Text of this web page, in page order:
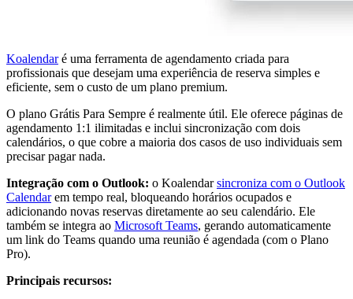
Koalendaré uma ferramenta de agendamento criada para
profissionais que desejam uma experiência de reserva simples e
eficiente, sem o custo de um plano premium.
O plano Grátis Para Sempre é realmente útil. Ele oferece páginas de
agendamento 1:1 ilimitadas e inclui sincronização com dois
calendários, o que cobre a maioria dos casos de uso individuais sem
precisar pagar nada.
Integração com o Outlook: o Koalendarsincroniza com o Outlook
Calendarem tempo real, bloqueando horários ocupados e
adicionando novas reservas diretamente ao seu calendário. Ele
também se integra ao Microsoft Teams, gerando automaticamente
um link do Teams quando uma reunião é agendada (com o Plano
Pro).
Principais recursos: